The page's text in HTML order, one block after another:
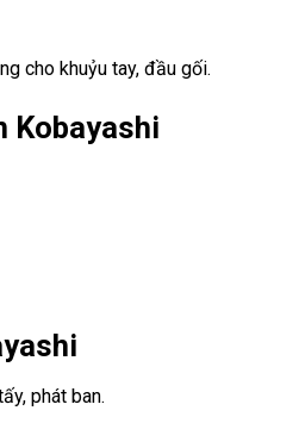
cho khuỷu tay, đầu gối.
Kobayashi
phát ban.